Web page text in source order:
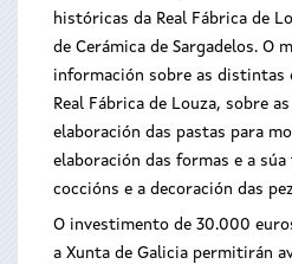
históricas da Real Fábrica de
de Cerámica de Sargadelos. O
información sobre as distintas
Real Fábrica de Louza, sobre
elaboración das pastas para
elaboración das formas e a
coccións e a decoración das
O investimento de 30.000
a Xunta de Galicia permitirán